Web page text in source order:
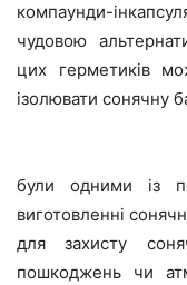
компаунди-
чудовою
цих герметиків
ізолювати сонячну
були одними із
виготовленні
для захисту
пошкоджень чи